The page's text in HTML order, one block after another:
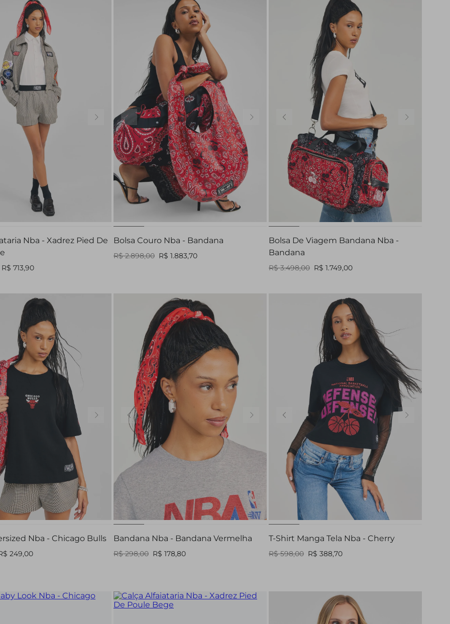
SEDA
TRICOT
44
Nba - Xadrez Pied De
R$ 713,90
U
Bolsa Couro Nba - Bandana
R$ 2.898,00 R$ 1.883,70
U
Bolsa De Viagem Bandana Nba -
Bandana
R$ 3.498,00 R$ 1.749,00
PP P
Nba - Chicago Bulls
249,00
U
Bandana Nba - Bandana Vermelha
R$ 298,00 R$ 178,80
M G
T-Shirt Manga Tela Nba - Cherry
R$ 598,00 R$ 388,70